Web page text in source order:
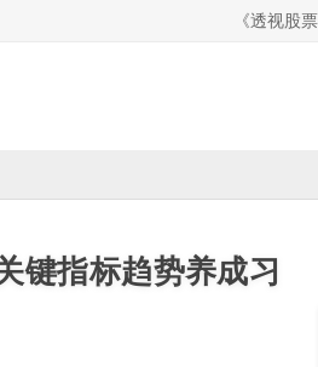
《透视股
键指标趋势养成习